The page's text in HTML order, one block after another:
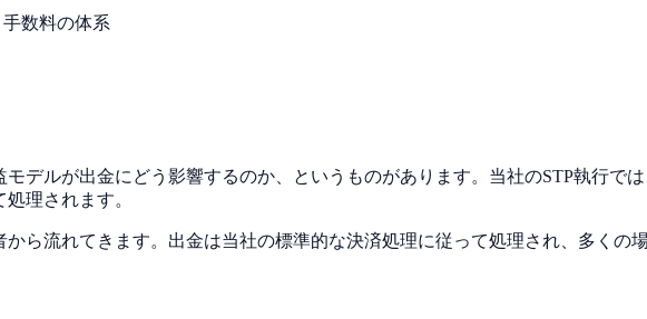
数料の体系
デルが出金にどう影響するのか、というものがあります。当社のSTP執行で
理されます。
ら流れてきます。出金は当社の標準的な決済処理に従って処理され、多くの